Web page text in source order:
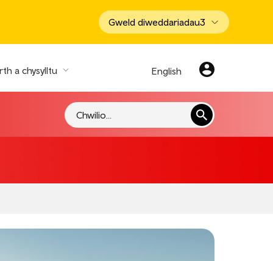
Gweld diweddariadau3
a chysylltu English
Chwilio